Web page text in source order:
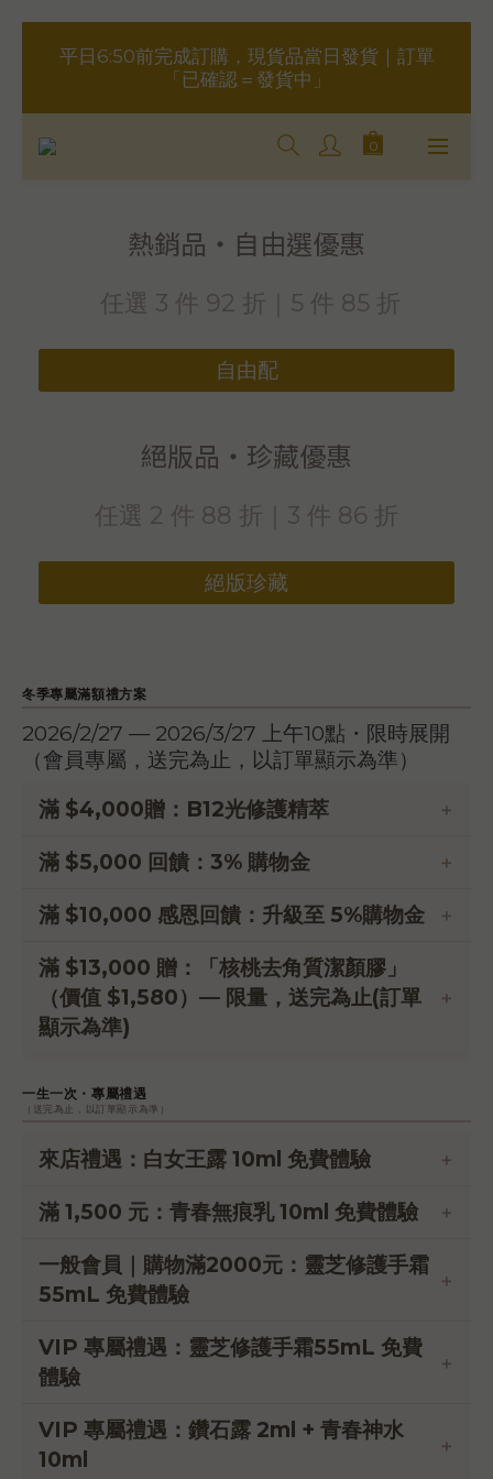
重要事項請點此聯繫，勿於訂單備註，以免錯失
服務
平日6:50前完成訂購，現貨品當日發貨｜訂單
「已確認＝發貨中」
＋LINE好友折價100元✅歡迎LINE：＠
aimershine 上班時間內專人回覆(WhatsAPP
重要事項請點此聯繫，勿於訂單備註，以免錯失
服務
熱銷品・自由選優惠
任選 3 件 92 折｜5 件 85 折
自由配
絕版品・珍藏優惠
任選 2 件 88 折｜3 件 86 折
絕版珍藏
冬季專屬滿額禮方案
2026/2/27 — 2026/3/27 上午10點・限時展開
（會員專屬，送完為止，以訂單顯示為準）
滿 $4,000贈：B12光修護精萃
滿額限時現折優惠
滿 $5,000 回饋：3% 購物金
一次買齊，回饋更多
滿 $10,000 感恩回饋：升級至 5%購物金
專屬 VIP 禮遇
一次買齊，回饋多更多
滿 $13,000 贈：「核桃去角質潔顏膠」
（價值 $1,580）— 限量，送完為止(訂單
顯示為準)
一生一次・專屬禮遇
（送完為止，以訂單顯示為準）
來店禮遇：白女王露 10ml 免費體驗
來店即可獲得
體驗明星植萃配方
滿 1,500 元：青春無痕乳 10ml 免費體驗
滿額加贈，數量有限
植萃修護，呵護敏弱肌
一般會員｜購物滿2000元：靈芝修護手霜
55mL 免費體驗
VIP 專屬禮遇：靈芝修護手霜55mL 免費
體驗
VIP 專屬禮遇：鑽石露 2ml + 青春神水
10ml